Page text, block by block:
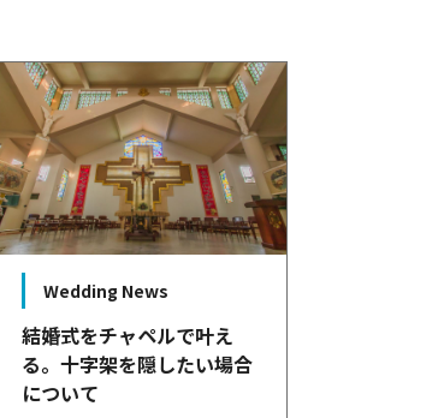
Wedding News
結婚式をチャペルで叶え
る。十字架を隠したい場合
について